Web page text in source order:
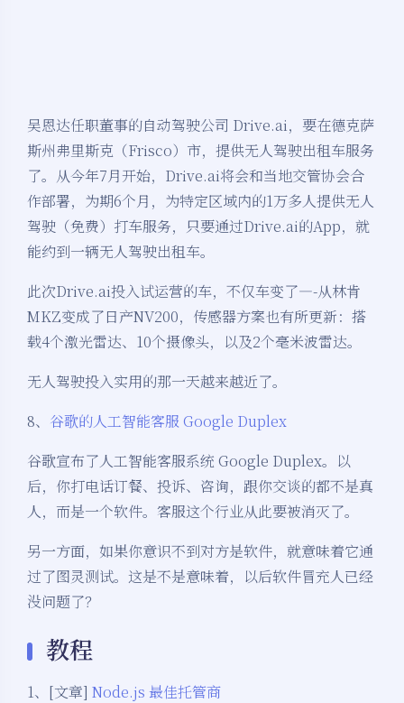
吴恩达任职董事的自动驾驶公司 Drive.ai，要在德克萨
斯州弗里斯克（Frisco）市，提供无人驾驶出租车服务
了。从今年7月开始，Drive.ai将会和当地交管协会合
作部署，为期6个月，为特定区域内的1万多人提供无人
驾驶（免费）打车服务，只要通过Drive.ai的App，就
能约到一辆无人驾驶出租车。
此次Drive.ai投入试运营的车，不仅车变了—-从林肯
MKZ变成了日产NV200，传感器方案也有所更新：搭
载4个激光雷达、10个摄像头，以及2个毫米波雷达。
无人驾驶投入实用的那一天越来越近了。
8、 谷歌的人工智能客服 Google Duplex
谷歌宣布了人工智能客服系统 Google Duplex。以
后，你打电话订餐、投诉、咨询，跟你交谈的都不是真
人，而是一个软件。客服这个行业从此要被消灭了。
另一方面，如果你意识不到对方是软件，就意味着它通
过了图灵测试。这是不是意味着，以后软件冒充人已经
没问题了？
教程
1、[文章] Node.js 最佳托管商